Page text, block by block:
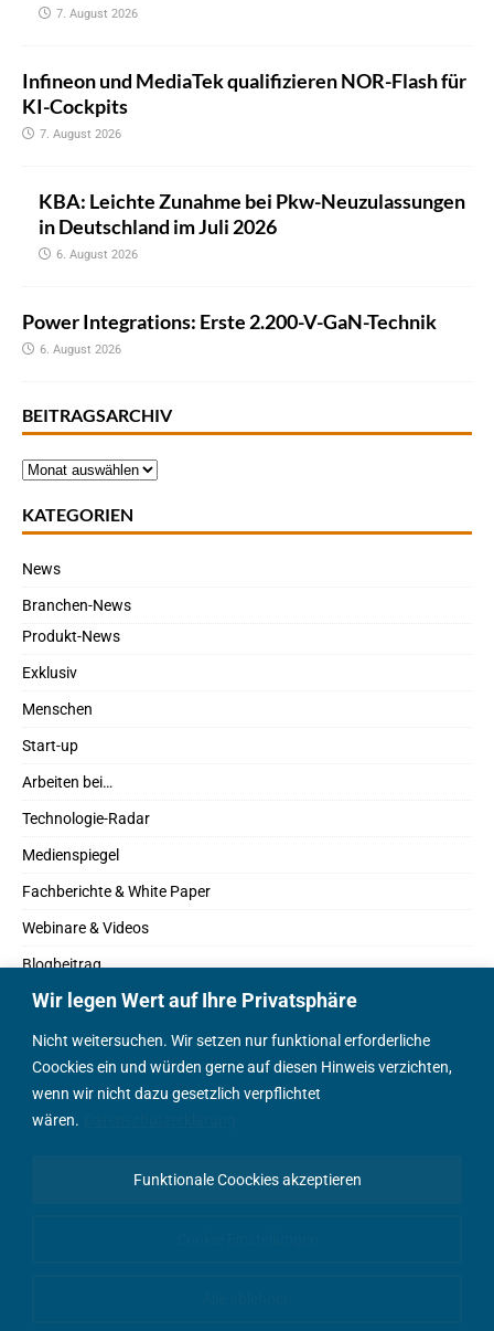
Wir legen Wert auf Ihre Privatsphäre
Nicht weitersuchen. Wir setzen nur funktional erforderliche
Coockies ein und würden gerne auf diesen Hinweis verzichten,
wenn wir nicht dazu gesetzlich verpflichtet
wären.
Funktionale Coockies akzeptieren
7. August 2026
Infineon und MediaTek qualifizieren NOR-Flash für
KI-Cockpits
7. August 2026
KBA: Leichte Zunahme bei Pkw-Neuzulassungen
in Deutschland im Juli 2026
6. August 2026
Power Integrations: Erste 2.200-V-GaN-Technik
6. August 2026
BEITRAGSARCHIV
KATEGORIEN
News
Branchen-News
Produkt-News
Exklusiv
Menschen
Start-up
Arbeiten bei…
Technologie-Radar
Medienspiegel
Fachberichte & White Paper
Webinare & Videos
Blogbeitrag
Fachbücher
Marktreport
Podcasts
Positionspapier
English Content